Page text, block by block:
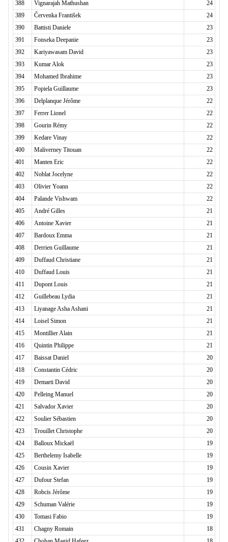
388 Vignarajah Mathushan
24
389
Červenka František
24
390
Battisti Daniele
23
391
Fonseka Deepanie
23
392
Kariyawasam David
23
393
Kumar Alok
23
394
Mohamed Ibrahime
23
395
Popiela Guillaume
23
396
Delplanque Jérôme
22
397
Ferrer Lionel
22
398
Gourin Rémy
22
399
Kedare Vinay
22
400
Maliverney Titouan
22
401
Manten Eric
22
402
Noblat Jocelyne
22
403
Olivier Yoann
22
404
Palande Vishwam
22
405
André Gilles
21
406
Antoine Xavier
21
407
Bardoux Emma
21
408
Derrien Guillaume
21
409
Duffaud Christiane
21
410
Duffaud Louis
21
411
Dupont Louis
21
412
Guillebeau Lydia
21
413
Liyanage Asha Ashani
21
414
Loisel Simon
21
415
Montillier Alain
21
416
Quintin Philippe
21
417
Baissat Daniel
20
418
Constantin Cédric
20
419
Demarti David
20
420
Pelleing Manuel
20
421
Salvador Xavier
20
422
Soulier Sébastien
20
423
Trouillet Christophe
20
424
Balloux Mickaël
19
425
Berthelemy Isabelle
19
426
Cousin Xavier
19
427
Dufour Stefan
19
428
Robcis Jérôme
19
429
Schuman Valérie
19
430
Tomasi Fabio
19
431
Chagny Romain
18